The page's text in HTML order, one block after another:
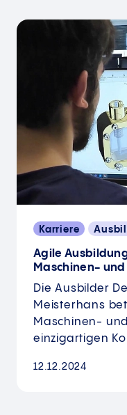
Karriere
Agile
Maschinen-
Die Ausbilder
Meisterhans
Maschinen-
einzigartigen
12.12.2024